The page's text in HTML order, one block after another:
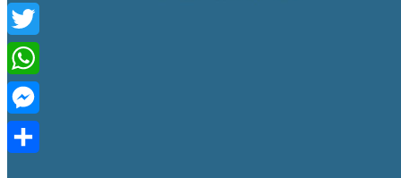
Facebook
Twitter
WhatsApp
Messenger